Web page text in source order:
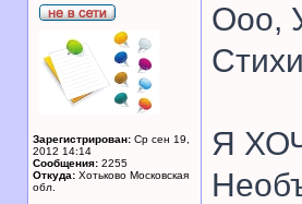
Зарегистрирован: Ср сен 19,
2012 14:14
Сообщения: 2255
Откуда: Хотьково Московская
обл.
Ооо,
Я